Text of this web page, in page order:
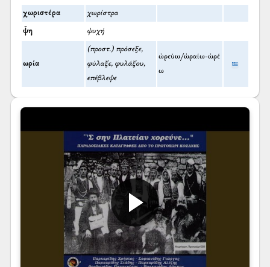
χωριστέρα χωρίστρα
ψ̌η ψυχή
ωρία
(προστ.) πρόσεξε,
φύλαξε, φυλάξου,
επέβλεψε
ὠρεύω/ὡραίω-ὠρέ
ω